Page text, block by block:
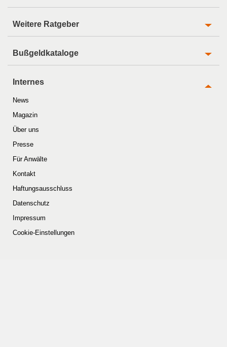
Weitere Ratgeber
Bußgeldkataloge
Internes
News
Magazin
Über uns
Presse
Für Anwälte
Kontakt
Haftungsausschluss
Datenschutz
Impressum
Cookie-Einstellungen